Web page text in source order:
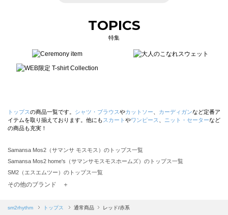
TOPICS
特集
トップスの商品一覧です。 シャツ・ブラウスやカットソー カーディガンなど定番ア
イテムを取り揃えております。他にも スカート やワンピース ニット・セーターなど
の商品も充実！
Samansa Mos2（サマンサ モスモス）のトップス一覧
Samansa Mos2 home's（サマンサモスモスホームズ）のトップス一覧
SM2（エスエムツー）のトップス一覧
TSUHARU by Samansa Mos2（ツハルバイサマンサモスモス）のトップス一覧
Samansa Mos2 blue（サマンサモスモス ブルー）のトップス一覧
その他のブランド ＋
sm2rhythm トップス 通常商品 レッド/赤系